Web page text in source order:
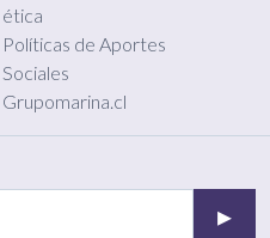
ética
Políticas de Aportes
Sociales
Grupomarina.cl
▸